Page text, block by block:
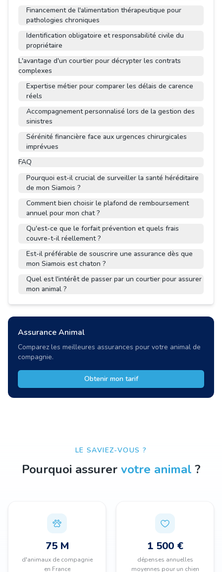
Financement de l'alimentation thérapeutique pour
pathologies chroniques
Identification obligatoire et responsabilité civile du
propriétaire
L'avantage d'un courtier pour décrypter les contrats
complexes
Expertise métier pour comparer les délais de carence
réels
Accompagnement personnalisé lors de la gestion des
sinistres
Sérénité financière face aux urgences chirurgicales
imprévues
FAQ
Pourquoi est-il crucial de surveiller la santé héréditaire
de mon Siamois ?
Comment bien choisir le plafond de remboursement
annuel pour mon chat ?
Qu'est-ce que le forfait prévention et quels frais
couvre-t-il réellement ?
Est-il préférable de souscrire une assurance dès que
mon Siamois est chaton ?
Quel est l'intérêt de passer par un courtier pour assurer
mon animal ?
Assurance Animal
Comparez les meilleures assurances pour votre animal de
compagnie.
Obtenir mon tarif
LE SAVIEZ-VOUS ?
Pourquoi assurer votre animal ?
75 M
d'animaux de compagnie
en France
1 500 €
dépenses annuelles
moyennes pour un chien